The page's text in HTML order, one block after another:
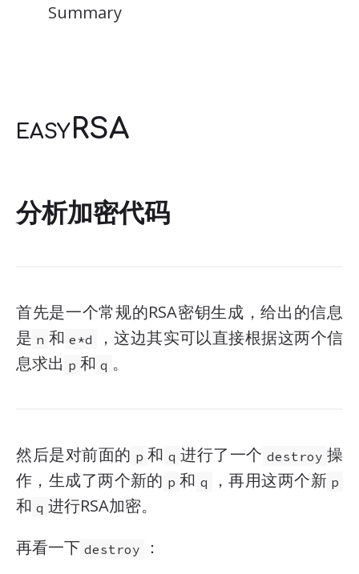
Summary
easyRSA
分析加密代码
首先是一个常规的RSA密钥生成，给出的信息
是 n 和 e*d
，这边其实可以直接根据这两个信
息求出 p 和 q 。
然后是对前面的 p 和 q 进行了一个 destroy 操
作，生成了两个新的 p 和 q ，再用这两个新 p
和 q 进行RSA加密。
再看一下 destroy ：